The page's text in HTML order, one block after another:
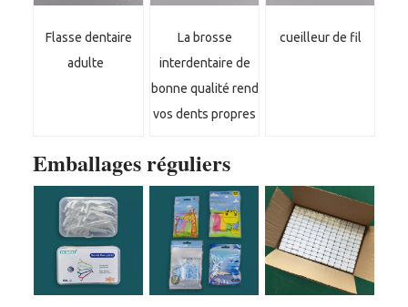
Flasse dentaire
adulte
La brosse
interdentaire de
bonne qualité rend
vos dents propres
cueilleur de fil
Emballages réguliers